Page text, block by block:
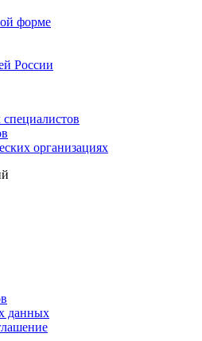
форме
России
организациях
данных